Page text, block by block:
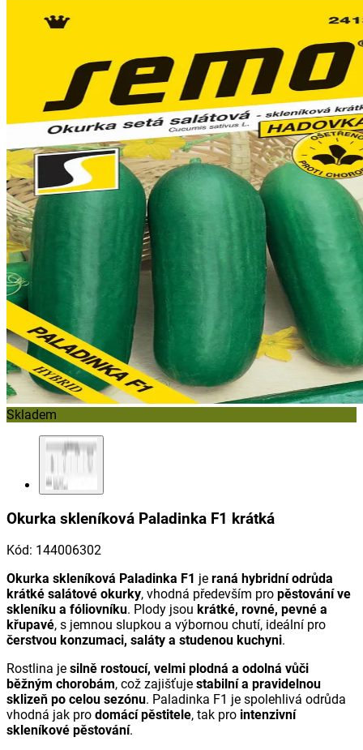
Skladem
Okurka skleníková Paladinka F1 krátká
Kód: 144006302
Okurka skleníková Paladinka F1 je raná hybridní odrůda
krátké salátové okurky, vhodná především pro pěstování ve
skleníku a fóliovníku. Plody jsou krátké, rovné, pevné a
křupavé, s jemnou slupkou a výbornou chutí, ideální pro
čerstvou konzumaci, saláty a studenou kuchyni.
Rostlina je silně rostoucí, velmi plodná a odolná vůči
běžným chorobám, což zajišťuje stabilní a pravidelnou
sklizeň po celou sezónu. Paladinka F1 je spolehlivá odrůda
vhodná jak pro domácí pěstitele, tak pro intenzivní
skleníkové pěstování.